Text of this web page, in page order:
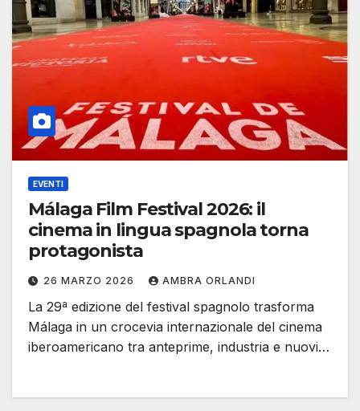
EVENTI
Málaga Film Festival 2026: il
cinema in lingua spagnola torna
protagonista
26 MARZO 2026 AMBRA ORLANDI
La 29ª edizione del festival spagnolo trasforma
Málaga in un crocevia internazionale del cinema
iberoamericano tra anteprime, industria e nuovi…